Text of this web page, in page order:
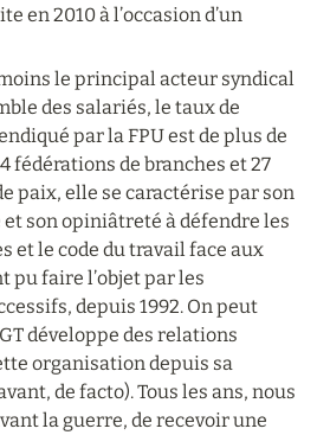
en 2010 à l’occasion d’un
le principal acteur syndical
des salariés, le taux de
par la FPU est de plus de
fédérations de branches et 27
paix, elle se caractérise par son
et son opiniâtreté à défendre les
et le code du travail face aux
pu faire l’objet par les
depuis 1992. On peut
développe des relations
organisation depuis sa
de facto). Tous les ans, nous
la guerre, de recevoir une